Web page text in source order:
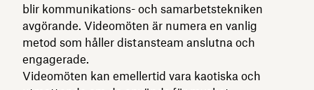
blir kommunikations- och samarbetstekniken
avgörande. Videomöten är numera en vanlig
metod som håller distansteam anslutna och
engagerade.
Videomöten kan emellertid vara kaotiska och